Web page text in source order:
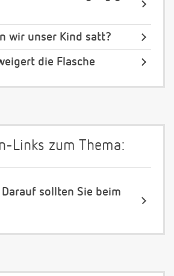
wir unser Kind satt?
die Flasche
Links zum Thema:
sollten Sie beim